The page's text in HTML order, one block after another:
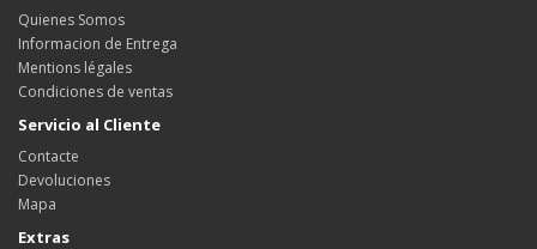
Quienes Somos
Informacion de Entrega
Mentions légales
Condiciones de ventas
Servicio al Cliente
Contacte
Devoluciones
Mapa
Extras